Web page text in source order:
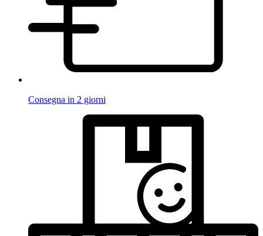
Consegna in 2 giorni